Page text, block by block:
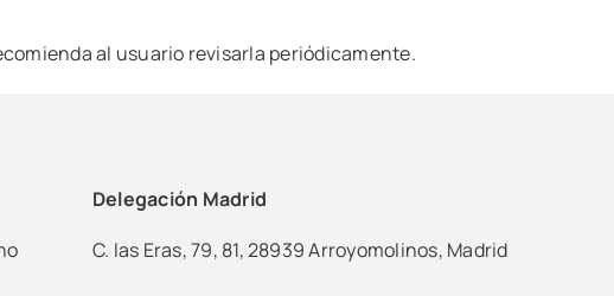
al usuario revisarla periódicamente.
Delegación Madrid
C. las Eras, 79, 81, 28939 Arroyomolinos, Madrid